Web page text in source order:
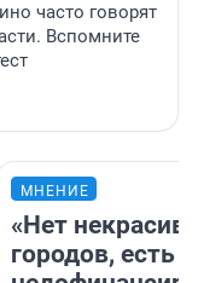
часто говорят
Вспомните
МНЕНИЕ
«Нет
городов, есть